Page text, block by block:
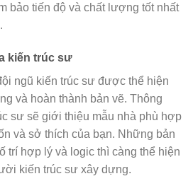
bảo tiến độ và chất lượng tốt nhất
kiến trúc sư
ngũ kiến trúc sư được thể hiện
và hoàn thành bản vẽ. Thông
sư sẽ giới thiệu mẫu nhà phù hợp
và sở thích của bạn. Những bản
trí hợp lý và logic thì càng thể hiện
kiến trúc sư xây dựng.